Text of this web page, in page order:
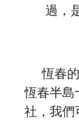
過，
恆春
恆春半島
社，我們